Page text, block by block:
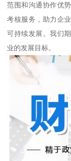
范围和沟通协作优
考核服务，助力企
可持续发展。我们
业的发展目标。